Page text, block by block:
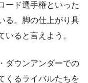
ード選手権といった
る。脚の仕上がり具
ると言えよう。
ダウンアンダーでの
くるライバルたちを